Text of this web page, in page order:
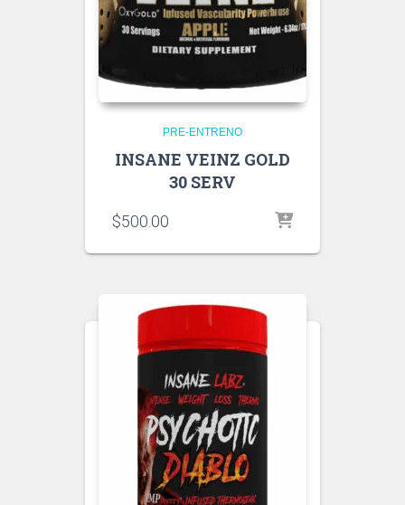
PRE-ENTRENO
INSANE VEINZ GOLD
30 SERV
$500.00